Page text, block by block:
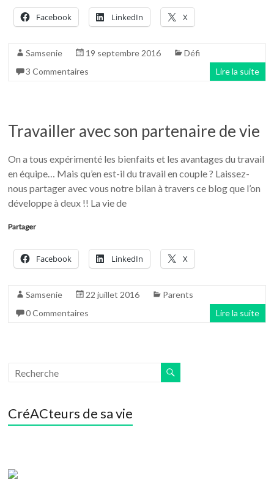
Facebook LinkedIn X
Samsenie 19 septembre 2016
Défi
3 Commentaires
Lire la suite
Travailler avec son partenaire de vie
On a tous expérimenté les bienfaits et les avantages du travail
en équipe… Mais qu’en est-il du travail en couple ? Laissez-
nous partager avec vous notre bilan à travers ce blog que l’on
développe à deux !! La vie de
Partager
Facebook LinkedIn X
Samsenie 22 juillet 2016
Parents
0 Commentaires
Lire la suite
CréACteurs de sa vie